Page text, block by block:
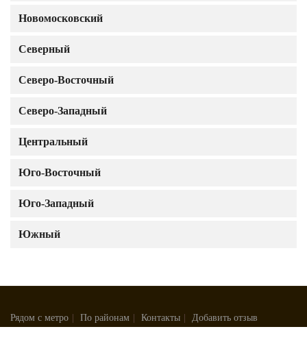
Новомосковский
Северный
Северо-Восточный
Северо-Западный
Центральный
Юго-Восточный
Юго-Западный
Южный
Рядом с метро По районам Контакты Добавить отзыв